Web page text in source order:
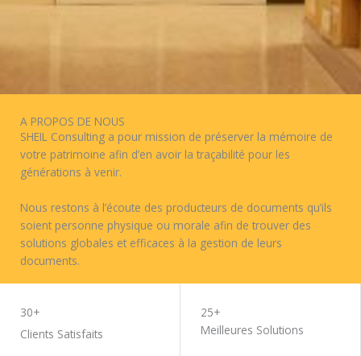
A PROPOS DE NOUS
SHEIL Consulting a pour mission de préserver la mémoire de
votre patrimoine afin d’en avoir la traçabilité pour les
générations à venir.
Nous restons à l’écoute des producteurs de documents qu’ils
soient personne physique ou morale afin de trouver des
solutions globales et efficaces à la gestion de leurs
documents.
30+
Clients Satisfaits
25+
Meilleures Solutions